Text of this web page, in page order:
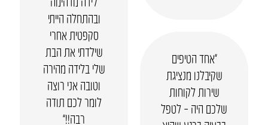
ובהתחלה הייתי
סקפטית אחרי
שילדתי את הבת
שלי בלידה מהירה
וטובה אני רוצה
לומר לכם תודה
רבה!!”
“אחד הטיפים
שקיבלנו מנציגת
שירות לקוחות
שלכם היה – לטפל